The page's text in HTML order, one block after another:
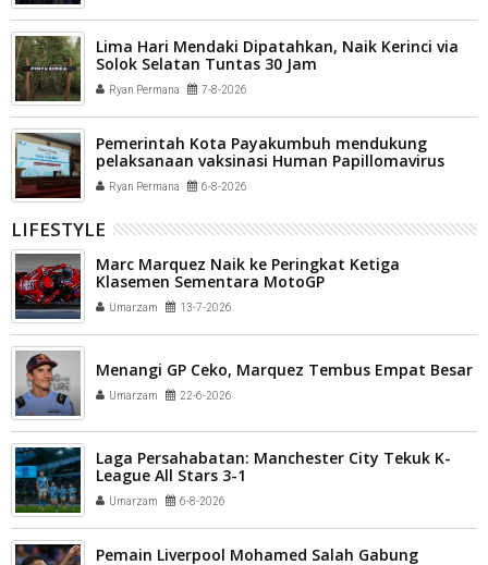
Lima Hari Mendaki Dipatahkan, Naik Kerinci via
Solok Selatan Tuntas 30 Jam
Ryan Permana 7-8-2026
Pemerintah Kota Payakumbuh mendukung
pelaksanaan vaksinasi Human Papillomavirus
(HPV) bagi aparatur sipil negara (ASN) dan
masyarakat
Ryan Permana 6-8-2026
LIFESTYLE
Marc Marquez Naik ke Peringkat Ketiga
Klasemen Sementara MotoGP
Umarzam 13-7-2026
Menangi GP Ceko, Marquez Tembus Empat Besar
Umarzam 22-6-2026
Laga Persahabatan: Manchester City Tekuk K-
League All Stars 3-1
Umarzam 6-8-2026
Pemain Liverpool Mohamed Salah Gabung